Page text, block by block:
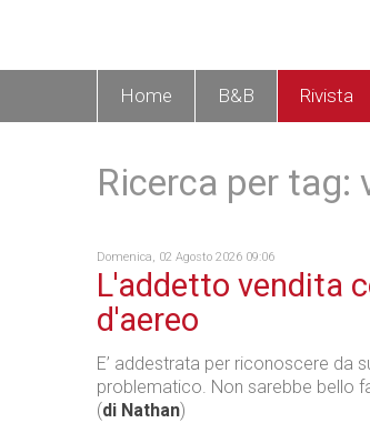
Home B&B Rivista
Ricerca per tag:
Domenica, 02 Agosto 2026 09:06
L'addetto vendita
d'aereo
E’ addestrata per riconoscere da
problematico. Non sarebbe bello
(di Nathan)